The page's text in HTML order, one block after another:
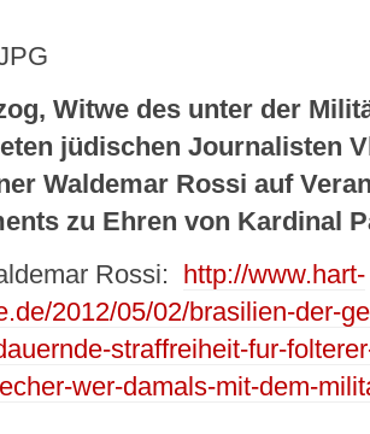
Witwe des unter der
jüdischen Journalisten
Waldemar Rossi auf
zu Ehren von Kardinal
Rossi:
http://www.hart-
2012/05/02/brasilien-der-
straffreiheit-fur-
wer-damals-mit-dem-